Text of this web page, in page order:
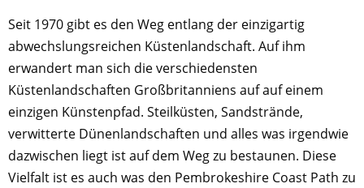
Seit 1970 gibt es den Weg entlang der einzigartig
abwechslungsreichen Küstenlandschaft. Auf ihm
erwandert man sich die verschiedensten
Küstenlandschaften Großbritanniens auf auf einem
einzigen Künstenpfad. Steilküsten, Sandstrände,
verwitterte Dünenlandschaften und alles was irgendwie
dazwischen liegt ist auf dem Weg zu bestaunen. Diese
Vielfalt ist es auch was den Pembrokeshire Coast Path zu